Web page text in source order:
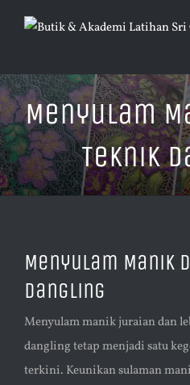
Menyulam
Teknik
Menyulam Manik
Dangling
Menyulam manik juraian dan
dangling tetap menjadi satu
terkini. Keunikan sulaman